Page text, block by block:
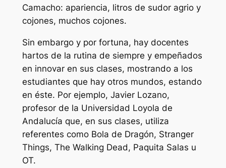
Camacho: apariencia, litros de sudor agrio y
cojones, muchos cojones.
Sin embargo y por fortuna, hay docentes
hartos de la rutina de siempre y empeñados
en innovar en sus clases, mostrando a los
estudiantes que hay otros mundos, estando
en éste. Por ejemplo, Javier Lozano,
profesor de la Universidad Loyola de
Andalucía que, en sus clases, utiliza
referentes como Bola de Dragón, Stranger
Things, The Walking Dead, Paquita Salas u
OT.